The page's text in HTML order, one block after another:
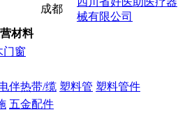
成都
械有限公司
材料
门窗
伴热带/缆 塑料管 塑料管件
五金配件